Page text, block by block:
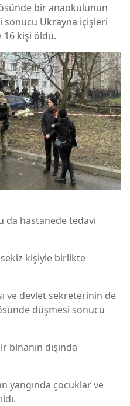
bir anaokulunun
sonucu Ukrayna içişleri
16 kişi öldü.
da hastanede tedavi
kişiyle birlikte
ve devlet sekreterinin de
düşmesi sonucu
binanın dışında
yangında çocuklar ve